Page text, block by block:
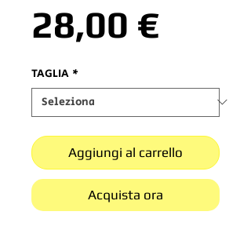
28,00 €
TAGLIA *
Aggiungi al carrello
Acquista ora